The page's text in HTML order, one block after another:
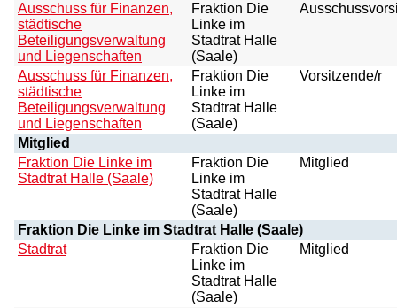
Ausschuss für Finanzen,
städtische
Beteiligungsverwaltung
und Liegenschaften
Fraktion Die
Linke im
Stadtrat Halle
(Saale)
Ausschuss für Finanzen,
städtische
Beteiligungsverwaltung
und Liegenschaften
Fraktion Die
Linke im
Stadtrat Halle
(Saale)
Vorsitzende/r
Mitglied
Fraktion Die Linke im
Stadtrat Halle (Saale)
Fraktion Die
Linke im
Stadtrat Halle
(Saale)
Mitglied
Fraktion Die Linke im Stadtrat Halle (Saale)
Stadtrat
Fraktion Die
Linke im
Stadtrat Halle
(Saale)
Mitglied